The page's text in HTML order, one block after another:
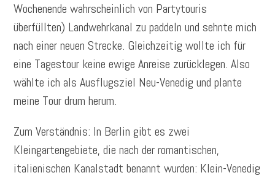
Wochenende wahrscheinlich von Partytouris
überfüllten) Landwehrkanal zu paddeln und sehnte mich
nach einer neuen Strecke. Gleichzeitig wollte ich für
eine Tagestour keine ewige Anreise zurücklegen. Also
wählte ich als Ausflugsziel Neu-Venedig und plante
meine Tour drum herum.
Zum Verständnis: In Berlin gibt es zwei
Kleingartengebiete, die nach der romantischen,
italienischen Kanalstadt benannt wurden: Klein-Venedig